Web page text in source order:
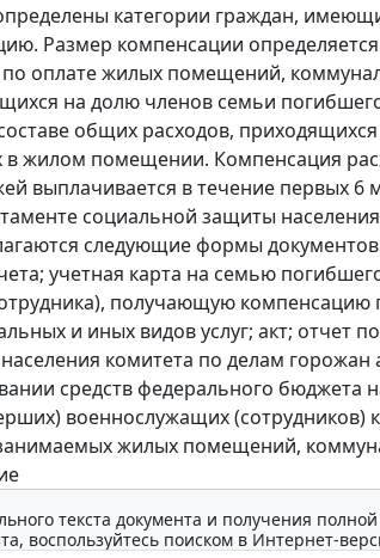
категории граждан,
Размер компенсации определяется
оплате жилых помещений,
на долю членов семьи
общих расходов, приходящихся
в жилом помещении. Компенсация
выплачивается в течение первых 6
социальной защиты
следующие формы
учетная карта на семью
получающую компенсацию
и иных видов услуг; акт; отчет
комитета по делам горожан
средств федерального бюджета
военнослужащих (сотрудников)
жилых помещений,
текста документа и получения
воспользуйтесь поиском в Интернет-